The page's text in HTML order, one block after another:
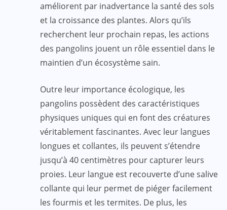
améliorent par inadvertance la santé des sols
et la croissance des plantes. Alors qu’ils
recherchent leur prochain repas, les actions
des pangolins jouent un rôle essentiel dans le
maintien d’un écosystème sain.
Outre leur importance écologique, les
pangolins possèdent des caractéristiques
physiques uniques qui en font des créatures
véritablement fascinantes. Avec leur langues
longues et collantes, ils peuvent s’étendre
jusqu’à 40 centimètres pour capturer leurs
proies. Leur langue est recouverte d’une salive
collante qui leur permet de piéger facilement
les fourmis et les termites. De plus, les